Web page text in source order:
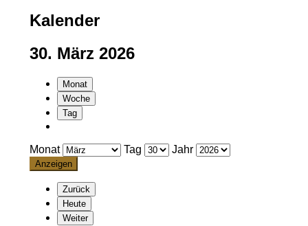
Kalender
30. März 2026
Monat
Woche
Tag
Monat Tag Jahr
Zurück
Heute
Weiter